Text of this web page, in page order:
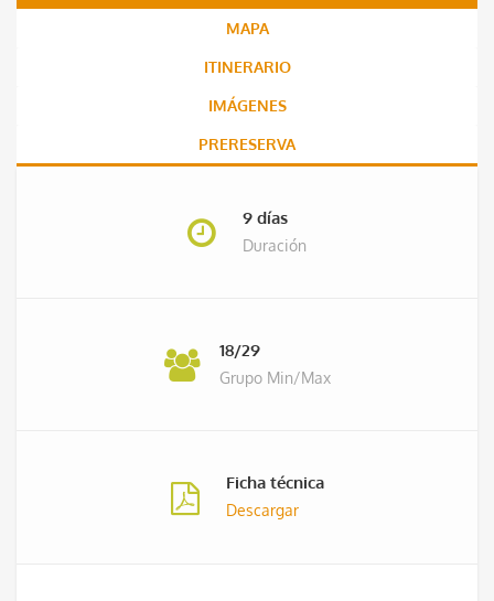
MAPA
ITINERARIO
IMÁGENES
PRERESERVA
9 días
Duración
18/29
Grupo Min/Max
Ficha técnica
Descargar